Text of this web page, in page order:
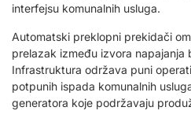
interfejsu komunalnih usluga.
Automatski preklopni prekidači
prelazak između izvora napajanja
Infrastruktura održava puni
potpunih ispada komunalnih
generatora koje podržavaju